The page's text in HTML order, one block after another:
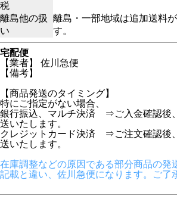
税
離島他の扱
い
離島・一部地域は追加送料
す。
宅配便
【業者】 佐川急便
【備考】
【商品発送のタイミング】
特にご指定がない場合、
銀行振込、マルチ決済 ⇒ご入金確認後
送いたします。
クレジットカード決済 ⇒ご注文確認後
送いたします。
在庫調整などの原因である部分商品の発
記載と違い、佐川急便になります。ご了